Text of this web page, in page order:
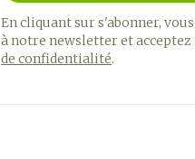
En cliquant sur s'abonner,
à notre newsletter et
de confidentialité.